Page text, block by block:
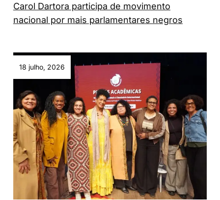
Carol Dartora participa de movimento
nacional por mais parlamentares negros
18 julho, 2026